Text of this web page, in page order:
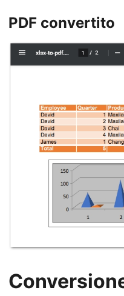
PDF convertito